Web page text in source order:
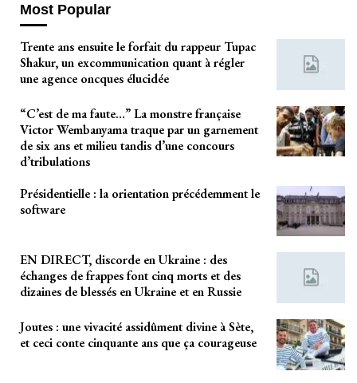
Most Popular
Trente ans ensuite le forfait du rappeur Tupac
Shakur, un excommunication quant à régler
une agence oncques élucidée
“C’est de ma faute…” La monstre française
Victor Wembanyama traque par un garnement
de six ans et milieu tandis d’une concours
d’tribulations
Présidentielle : la orientation précédemment le
software
EN DIRECT, discorde en Ukraine : des
échanges de frappes font cinq morts et des
dizaines de blessés en Ukraine et en Russie
Joutes : une vivacité assidûment divine à Sète,
et ceci conte cinquante ans que ça courageuse